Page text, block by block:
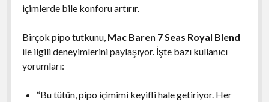
içimlerde bile konforu artırır.
Birçok pipo tutkunu, Mac Baren 7 Seas Royal Blend
ile ilgili deneyimlerini paylaşıyor. İşte bazı kullanıcı
yorumları:
“Bu tütün, pipo içimimi keyifli hale getiriyor. Her